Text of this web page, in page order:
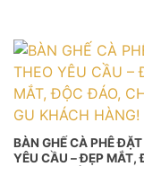
BÀN GHẾ CÀ PHÊ
YÊU CẦU – ĐẸP MẮT,